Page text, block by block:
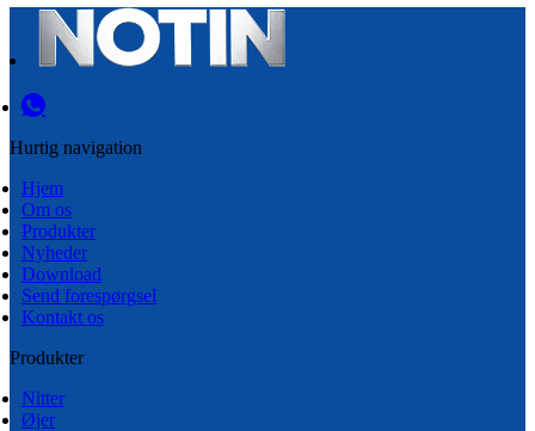
Hurtig navigation
Hjem
Om os
Produkter
Nyheder
Download
Send forespørgsel
Kontakt os
Produkter
Nitter
Øjer